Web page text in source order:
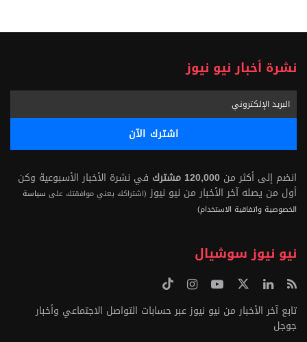
نشرة أخبار نيو نيوز
انضم إلى أكثر من 120,000 مشترك
في نشرة الأخبار الأسبوعية وكن
أول من يصله آخر الأخبار من نيو نيوز (اشتراكك يعني موافقتك على سياسة
الخصوصية واتفاقية الاستخدام)
نيو نيوز سوشيال
تابع آخر الأخبار من نيو نيوز عبر حسابات التواصل الاجتماعي وأخبار
جوجل